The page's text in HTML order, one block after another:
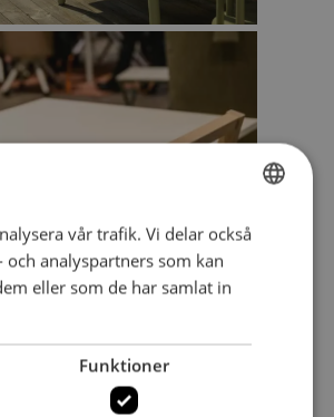
SWEDISH
SWEDISH
vår trafik. Vi delar också
analyspartners som kan
eller som de har samlat in
Funktioner